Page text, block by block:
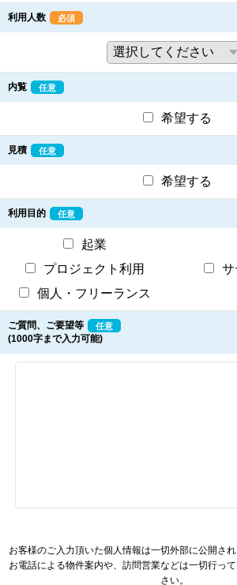
利用人数 必須
内覧 任意
希望する
見積 任意
希望する
利用目的 任意
起業
プロジェクト利用
サ
個人・フリーランス
ご質問、ご要望等 任意
(1000字まで入力可能)
お客様のご入力頂いた個人情報は一切外部に公開され
お電話による物件案内や、訪問営業などは一切行っ
さい。